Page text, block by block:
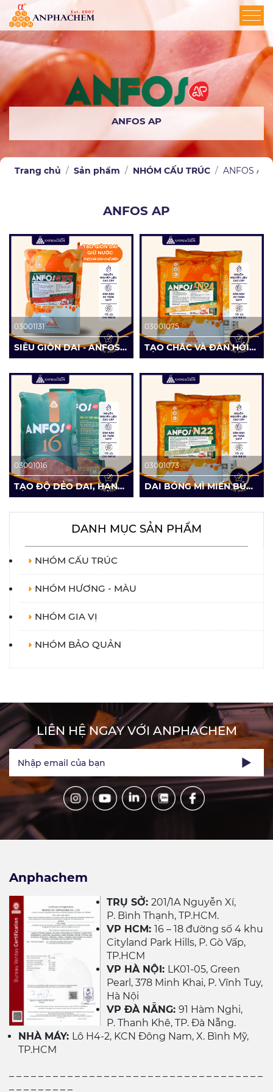
ANFOS AP
Trang chủ Sản phẩm NHÓM CẤU TRÚC ANFOS AP
ANFOS AP
03001131
SIÊU GIÒN DAI - ANFOS
AP X5
03001075
TẠO CHẮC VÀ ĐÀN HỒI
BÁNH - ANFOS AP N24
03001016
TẠO ĐỘ DẺO DAI, HẠN
CHẾ TĂNG NHIỆT -
ANFOS AP 16
03001073
DAI BÓNG MÌ MIẾN BÚN -
ANFOS AP N22
DANH MỤC SẢN PHẨM
NHÓM CẤU TRÚC
NHÓM HƯƠNG - MÀU
NHÓM GIA VỊ
NHÓM BẢO QUẢN
LIÊN HỆ NGAY VỚI ANPHACHEM
Nhập email của bạn
Anphachem
TRỤ SỞ: 201/1A Nguyễn Xí,
P. Bình Thạnh, TP.HCM.
VP HCM: 16 – 18 đường số 4 khu
Cityland Park Hills, P. Gò Vấp,
TP.HCM
VP HÀ NỘI: LK01-05, Green
Pearl, 378 Minh Khai, P. Vĩnh Tuy,
Hà Nội
VP ĐÀ NẴNG: 91 Hàm Nghi,
P. Thanh Khê, TP. Đà Nẵng.
NHÀ MÁY: Lô H4-2, KCN Đông Nam, X. Bình Mỹ,
TP.HCM